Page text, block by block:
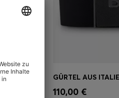
Schnelleinkauf
Größe)
110,00 €